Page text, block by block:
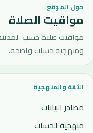
حول الموقع
مواقيت الصلاة
مواقيت صلاة حسب
ومنهجية حساب واضحة.
الثقة والمنهجية
مصادر البيانات
منهجية الحساب